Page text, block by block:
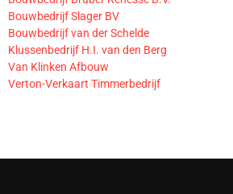
Bouwbedrijf Slager BV
Bouwbedrijf van der Schelde
Klussenbedrijf H.I. van den Berg
Van Klinken Afbouw
Verton-Verkaart Timmerbedrijf